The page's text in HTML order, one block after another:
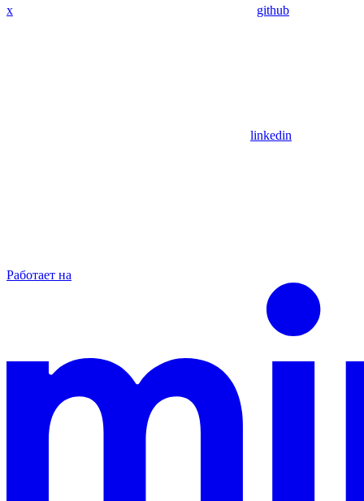
x github
linkedin
Работает на